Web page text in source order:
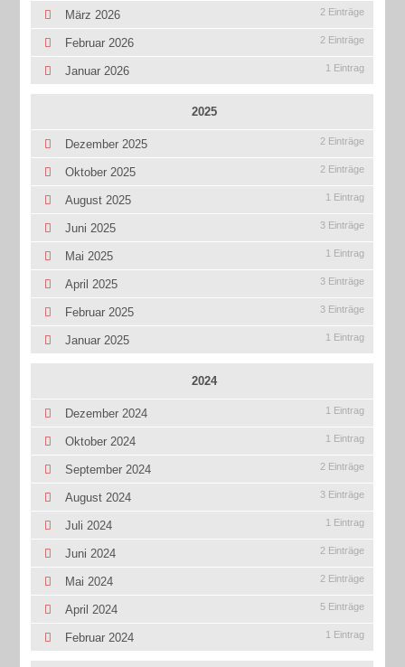
März 2026 2 Einträge
Februar 2026 2 Einträge
Januar 2026 1 Eintrag
2025
Dezember 2025 2 Einträge
Oktober 2025 2 Einträge
August 2025 1 Eintrag
Juni 2025 3 Einträge
Mai 2025 1 Eintrag
April 2025 3 Einträge
Februar 2025 3 Einträge
Januar 2025 1 Eintrag
2024
Dezember 2024 1 Eintrag
Oktober 2024 1 Eintrag
September 2024 2 Einträge
August 2024 3 Einträge
Juli 2024 1 Eintrag
Juni 2024 2 Einträge
Mai 2024 2 Einträge
April 2024 5 Einträge
Februar 2024 1 Eintrag